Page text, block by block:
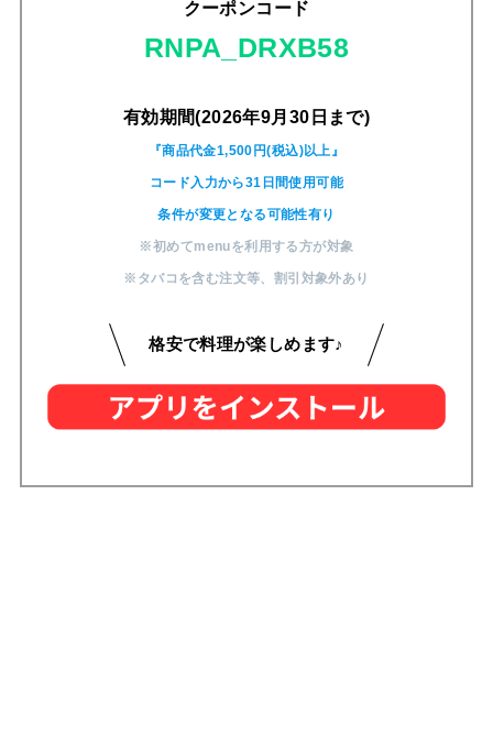
クーポンコード
RNPA_DRXB58
有効期間(2026年9月30日まで)
『商品代金1,500円(税込)以上』
コード入力から31日間使用可能
条件が変更となる可能性有り
※初めてmenuを利用する方が対象
※タバコを含む注文等、 割引対象外あり
格安で料理が楽しめます♪